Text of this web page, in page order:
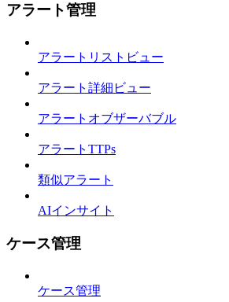
アラート管理
アラートリストビュー
アラート詳細ビュー
アラートオブザーバブル
アラートTTPs
類似アラート
AIインサイト
ケース管理
ケース管理